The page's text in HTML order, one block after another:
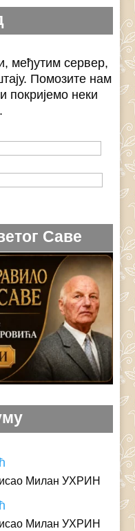
међутим сервер,
Помозите нам
покријемо неки
Саве
Милан УХРИН
Милан УХРИН